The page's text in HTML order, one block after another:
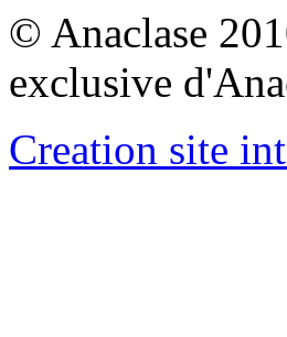
© Anaclase
exclusive
Creation site